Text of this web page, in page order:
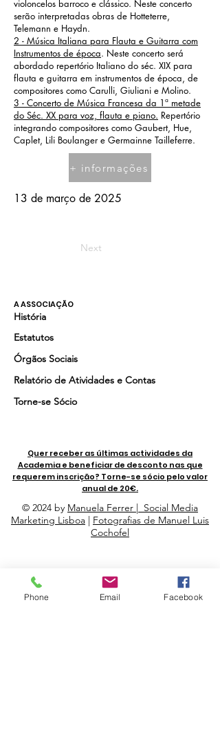
violoncelos barroco e clássico. Neste concerto
serão interpretadas obras de Hotteterre,
Telemann e Haydn.
2 - Música Italiana para Flauta e Guitarra com
Instrumentos de época. Neste concerto será
abordado repertório Italiano do séc. XIX para
flauta e guitarra em instrumentos de época, de
compositores como Carulli, Giuliani e Molino.
3 - Concerto de Música Francesa da 1ª metade
do Séc. XX para voz, flauta e piano. Repertório
integrando compositores como Gaubert, Hue,
Caplet, Lili Boulanger e Germainne Tailleferre.
+ informações
13 de março de 2025
Next
A ASSOCIAÇÃO
História
Estatutos
Órgãos Sociais
Relatório de Atividades e Contas
Torne-se Sócio
Quer receber as últimas actividades da
Academia e beneficiar de desconto nas que
requerem inscrição? Torne-se sócio pelo valor
anual de 20€.
© 2024 by Manuela Ferrer | Social Media
Marketing Lisboa | Fotografias de Manuel Luis
Cochofel
Apoios
Phone Email Facebook